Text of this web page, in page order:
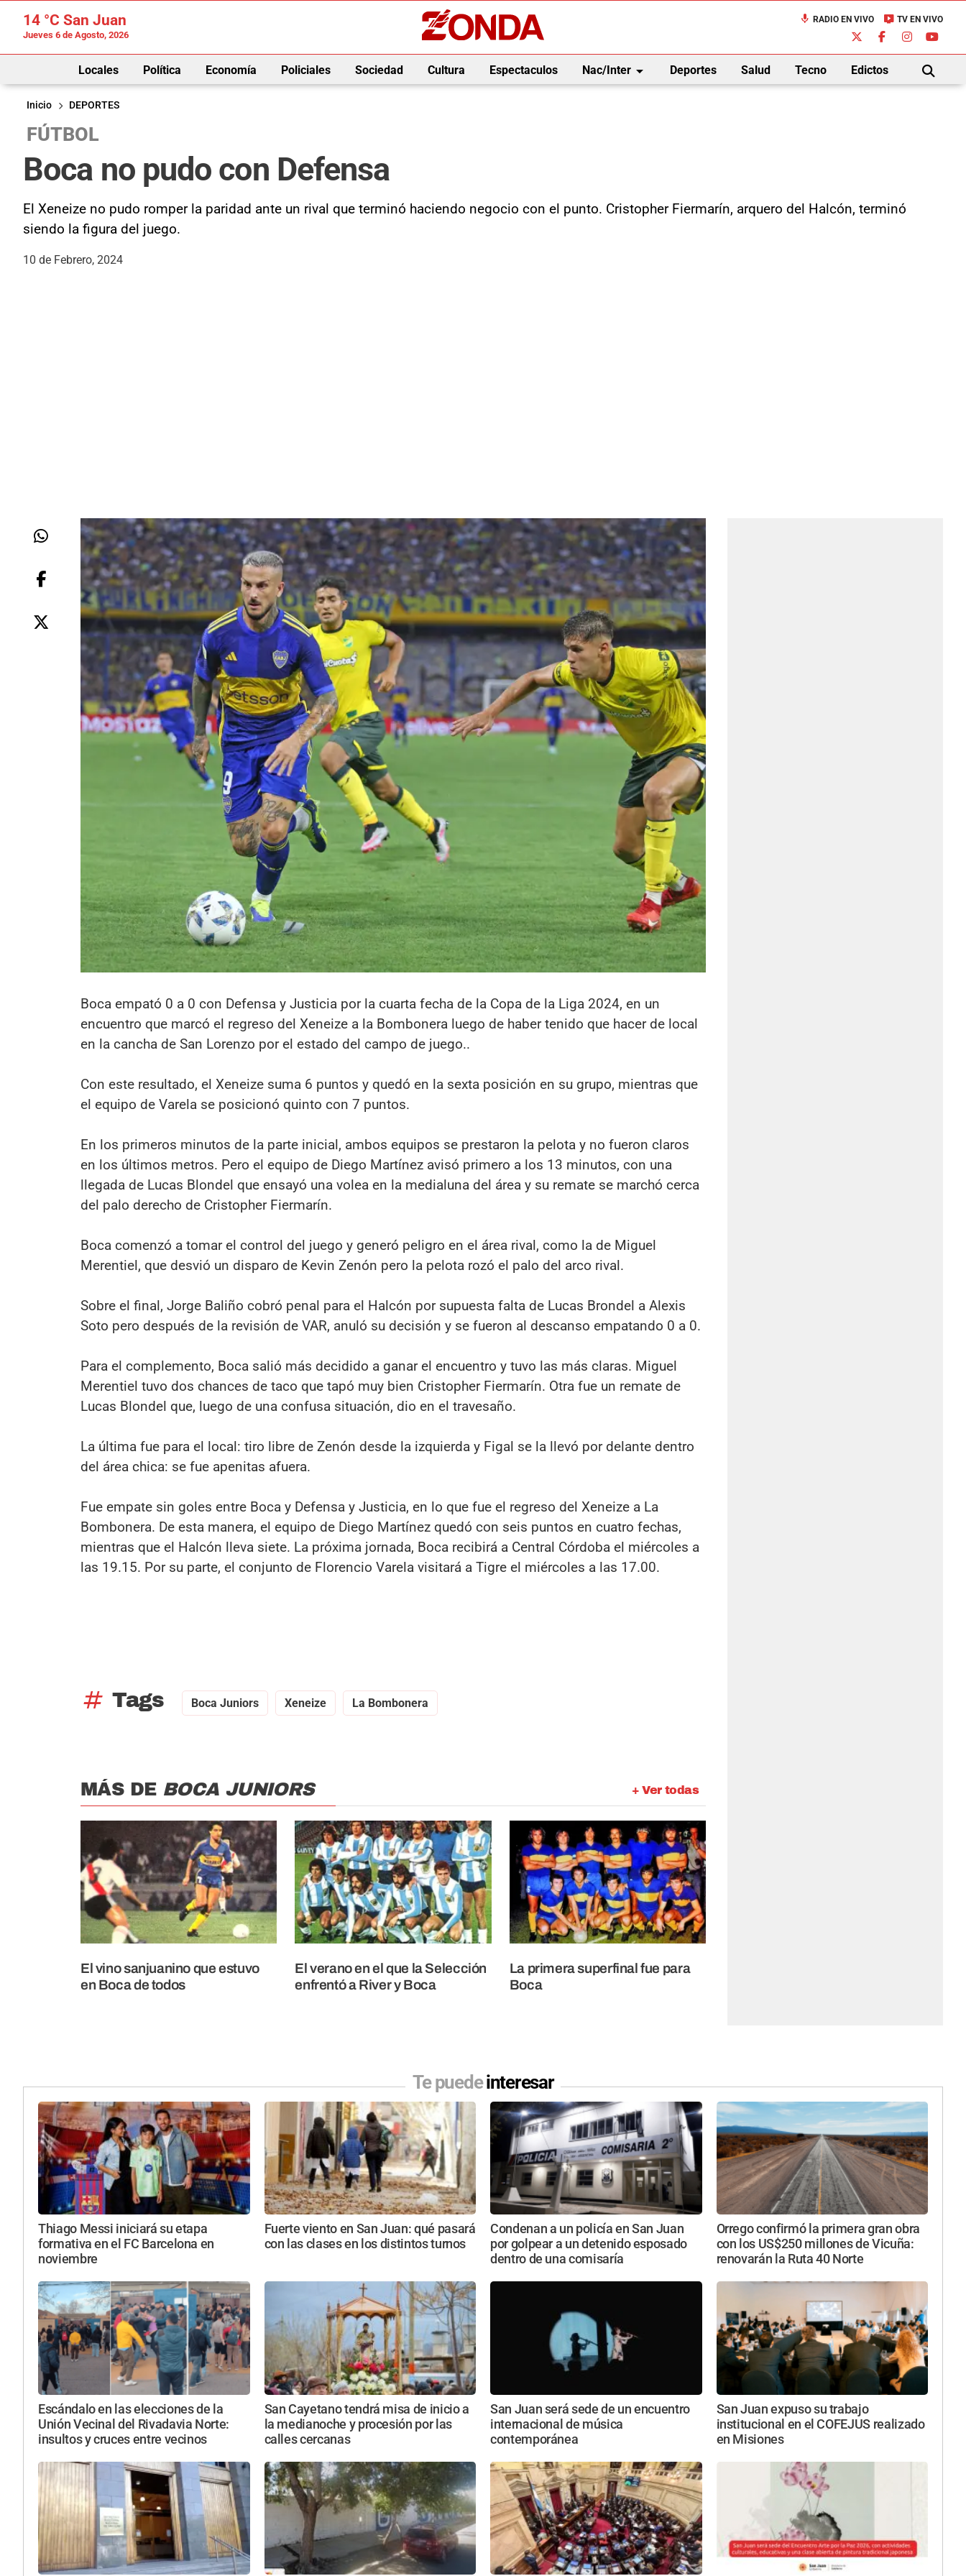
14 °C San Juan
Jueves 6 de Agosto, 2026
mic RADIO EN VIVO live_tv TV EN VIVO
Locales Política Economía Policiales Sociedad Cultura Espectaculos Nac/Interarrow_drop_down Deportes Salud Tecno Edictos
BUSCAR
Inicio
DEPORTES
FÚTBOL
Boca no pudo con Defensa
El Xeneize no pudo romper la paridad ante un rival que terminó haciendo negocio con el punto. Cristopher Fiermarín, arquero del Halcón, terminó
siendo la figura del juego.
10 de Febrero, 2024
Boca empató 0 a 0 con Defensa y Justicia por la cuarta fecha de la Copa de la Liga 2024, en un
encuentro que marcó el regreso del Xeneize a la Bombonera luego de haber tenido que hacer de local
en la cancha de San Lorenzo por el estado del campo de juego..
Con este resultado, el Xeneize suma 6 puntos y quedó en la sexta posición en su grupo, mientras que
el equipo de Varela se posicionó quinto con 7 puntos.
En los primeros minutos de la parte inicial, ambos equipos se prestaron la pelota y no fueron claros
en los últimos metros. Pero el equipo de Diego Martínez avisó primero a los 13 minutos, con una
llegada de Lucas Blondel que ensayó una volea en la medialuna del área y su remate se marchó cerca
del palo derecho de Cristopher Fiermarín.
Boca comenzó a tomar el control del juego y generó peligro en el área rival, como la de Miguel
Merentiel, que desvió un disparo de Kevin Zenón pero la pelota rozó el palo del arco rival.
Sobre el final, Jorge Baliño cobró penal para el Halcón por supuesta falta de Lucas Brondel a Alexis
Soto pero después de la revisión de VAR, anuló su decisión y se fueron al descanso empatando 0 a 0.
Para el complemento, Boca salió más decidido a ganar el encuentro y tuvo las más claras. Miguel
Merentiel tuvo dos chances de taco que tapó muy bien Cristopher Fiermarín. Otra fue un remate de
Lucas Blondel que, luego de una confusa situación, dio en el travesaño.
La última fue para el local: tiro libre de Zenón desde la izquierda y Figal se la llevó por delante dentro
del área chica: se fue apenitas afuera.
Fue empate sin goles entre Boca y Defensa y Justicia, en lo que fue el regreso del Xeneize a La
Bombonera. De esta manera, el equipo de Diego Martínez quedó con seis puntos en cuatro fechas,
mientras que el Halcón lleva siete. La próxima jornada, Boca recibirá a Central Córdoba el miércoles a
las 19.15. Por su parte, el conjunto de Florencio Varela visitará a Tigre el miércoles a las 17.00.
tag Tags Boca Juniors Xeneize La Bombonera
+ Ver todas
MÁS DE BOCA JUNIORS
El vino sanjuanino que estuvo
en Boca de todos
El verano en el que la Selección
enfrentó a River y Boca
La primera superfinal fue para
Boca
Te puedeinteresar
Thiago Messi iniciará su etapa
formativa en el FC Barcelona en
noviembre
Fuerte viento en San Juan: qué pasará
con las clases en los distintos turnos
Condenan a un policía en San Juan
por golpear a un detenido esposado
dentro de una comisaría
Orrego confirmó la primera gran obra
con los US$250 millones de Vicuña:
renovarán la Ruta 40 Norte
Escándalo en las elecciones de la
Unión Vecinal del Rivadavia Norte:
insultos y cruces entre vecinos
San Cayetano tendrá misa de inicio a
la medianoche y procesión por las
calles cercanas
San Juan será sede de un encuentro
internacional de música
contemporánea
San Juan expuso su trabajo
institucional en el COFEJUS realizado
en Misiones